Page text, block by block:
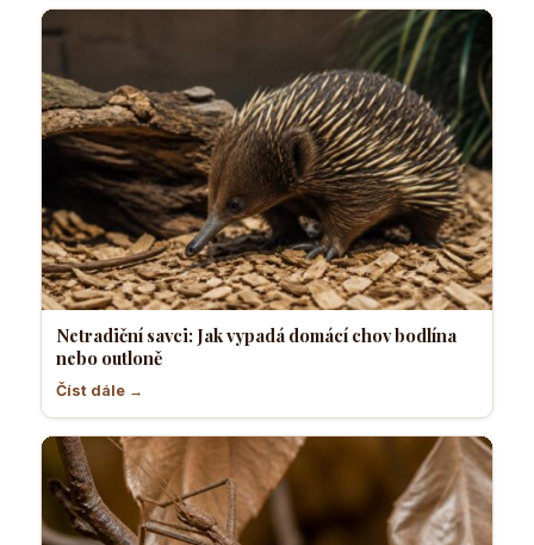
Netradiční savci: Jak vypadá domácí chov bodlína
nebo outloně
Číst dále →